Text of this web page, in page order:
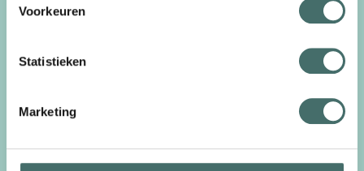
Voorkeuren
Statistieken
Marketing
onderzoeksproject met de faculteit Energy Sciences
ons team van experts, zorgt ervoor dat jouw assets,
juiste moment worden ingezet. Dit resulteert in extra
maximalisatie van duurzaamheid of een combinatie